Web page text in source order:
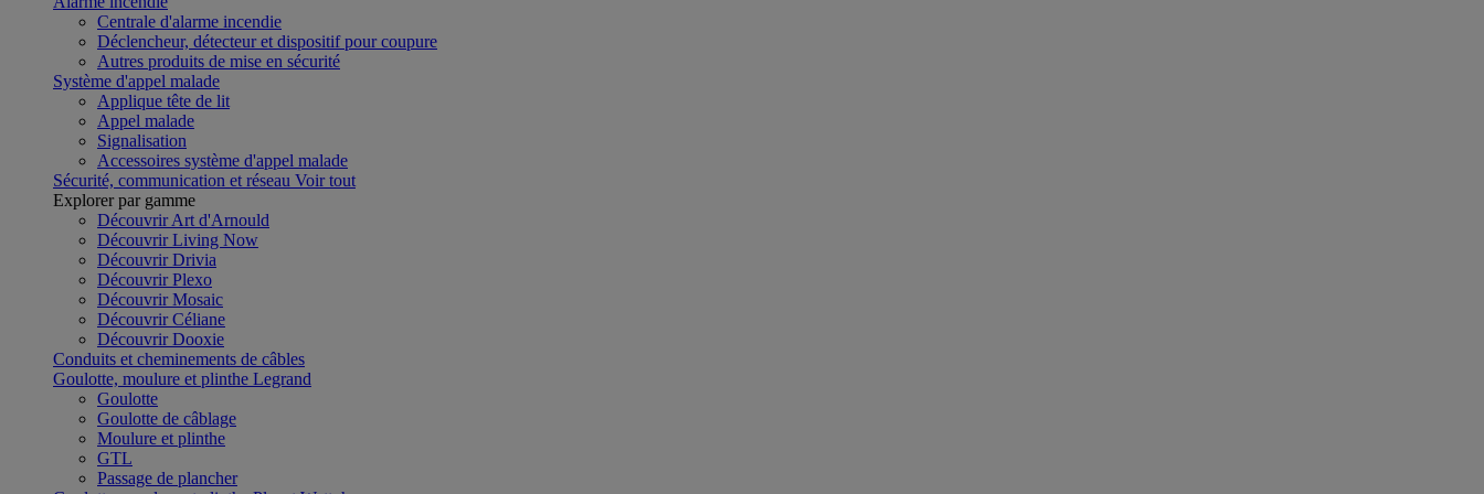
Centrale d'alarme incendie
Déclencheur, détecteur et dispositif pour coupure
Autres produits de mise en sécurité
Système d'appel malade
Applique tête de lit
Appel malade
Signalisation
Accessoires système d'appel malade
Sécurité, communication et réseau Voir tout
Explorer par gamme
Découvrir Art d'Arnould
Découvrir Living Now
Découvrir Drivia
Découvrir Plexo
Découvrir Mosaic
Découvrir Céliane
Découvrir Dooxie
Conduits et cheminements de câbles
Goulotte, moulure et plinthe Legrand
Goulotte
Goulotte de câblage
Moulure et plinthe
GTL
Passage de plancher